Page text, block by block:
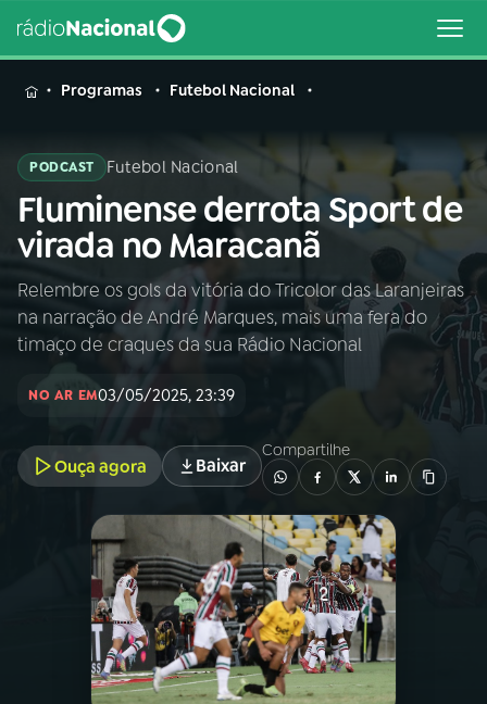
MENU
Buscar
na
Rádio
Nacional
Buscar
AO VIVO
01INÍCIO
02A RÁDIO
PROGRAMAÇÃO
PROGRAMAS
PODCASTS
Programas Futebol Nacional
PODCAST Futebol Nacional
Fluminense derrota Sport de
virada no Maracanã
Relembre os gols da vitória do Tricolor das Laranjeiras
na narração de André Marques, mais uma fera do
timaço de craques da sua Rádio Nacional
NO AR EM03/05/2025, 23:39
Ouça agora Baixar
Compartilhe